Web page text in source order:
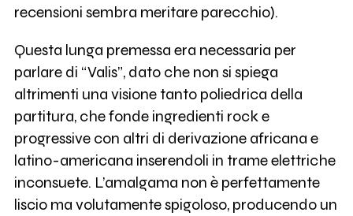
recensioni sembra meritare parecchio).
Questa lunga premessa era necessaria per
parlare di “Valis”, dato che non si spiega
altrimenti una visione tanto poliedrica della
partitura, che fonde ingredienti rock e
progressive con altri di derivazione africana e
latino-americana inserendoli in trame elettriche
inconsuete. L’amalgama non è perfettamente
liscio ma volutamente spigoloso, producendo un